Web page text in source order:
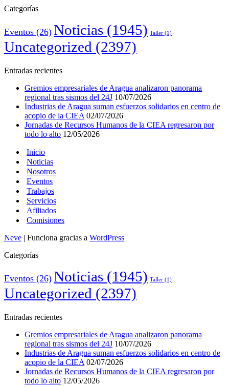
Categorías
Eventos (26) Noticias (1945) Taller (1)
Uncategorized (2397)
Entradas recientes
Gremios empresariales de Aragua analizaron panorama
regional tras sismos del 24J 10/07/2026
Industrias de Aragua suman esfuerzos solidarios en centro de
acopio de la CIEA 02/07/2026
Jornadas de Recursos Humanos de la CIEA regresaron por
todo lo alto 12/05/2026
Inicio
Noticias
Nosotros
Eventos
Trabajos
Servicios
Afiliados
Comisiones
Neve | Funciona gracias a WordPress
Categorías
Eventos (26) Noticias (1945) Taller (1)
Uncategorized (2397)
Entradas recientes
Gremios empresariales de Aragua analizaron panorama
regional tras sismos del 24J 10/07/2026
Industrias de Aragua suman esfuerzos solidarios en centro de
acopio de la CIEA 02/07/2026
Jornadas de Recursos Humanos de la CIEA regresaron por
todo lo alto 12/05/2026